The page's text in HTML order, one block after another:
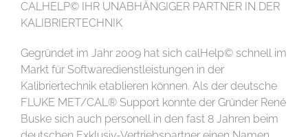
CALHELP© IHR UNABHÄNGIGER PARTNER IN DER
KALIBRIERTECHNIK
Gegründet im Jahr 2009 hat sich calHelp© schnell im
Markt für Softwaredienstleistungen in der
Kalibriertechnik etablieren können. Als der deutsche
FLUKE MET/CAL® Support konnte der Gründer René
Buske sich auch personell in den fast 8 Jahren beim